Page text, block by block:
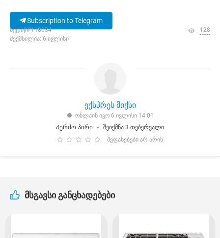
Subscription to Telegram
ხედი|№118034
შექმნილია: 6 ივლისი
128
ექსპრეს მიქსი
ონლაინ იყო 6 ივლისი 14:01
Კერძო პირი
შეიქმნა 3 თებერვალი
შეფასებები არ არის
მსგავსი განცხადებები